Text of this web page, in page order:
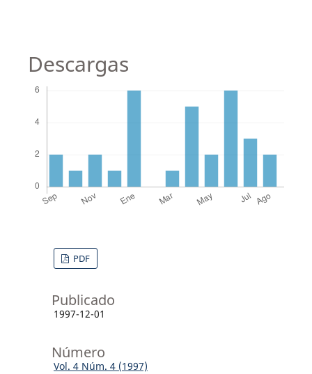
Descargas
PDF
Publicado
1997-12-01
Número
Vol. 4 Núm. 4 (1997)